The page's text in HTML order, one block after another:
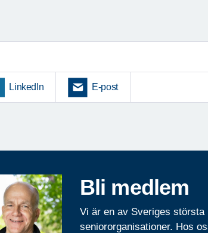
LinkedIn E-post
Bli medlem
Vi är en av Sveriges största
seniororganisationer. Hos